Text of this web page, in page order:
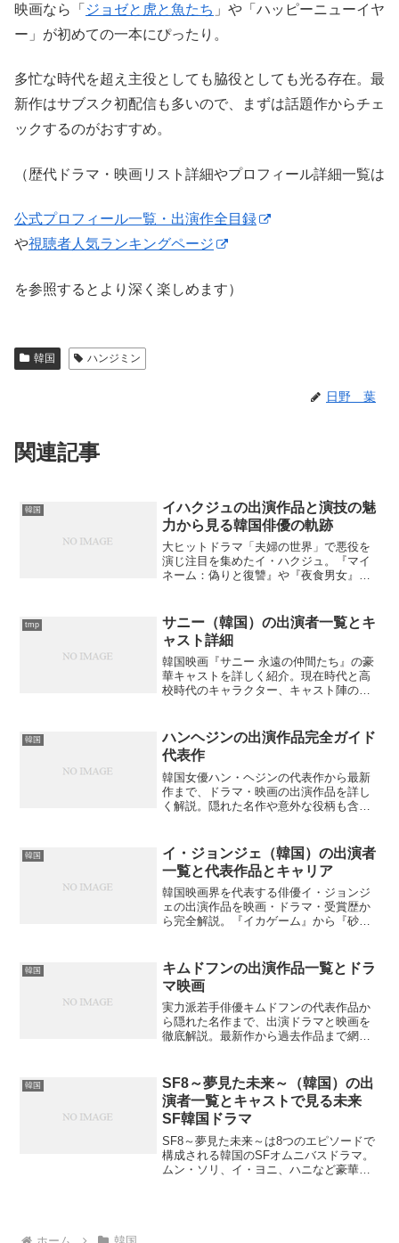
映画なら「 ジョゼと虎と魚たち 」や「ハッピーニューイヤ
ー」が初めての一本にぴったり。
多忙な時代を超え主役としても脇役としても光る存在。最
新作はサブスク初配信も多いので、まずは話題作からチェ
ックするのがおすすめ。
（歴代ドラマ・映画リスト詳細やプロフィール詳細一覧は
公式プロフィール一覧・出演作全目録
や視聴者人気ランキングページ
を参照するとより深く楽しめます）
韓国 ハンジミン
日野 葉
関連記事
韓国
イハクジュの出演作品と演技の魅
力から見る韓国俳優の軌跡
大ヒットドラマ「夫婦の世界」で悪役を
演じ注目を集めたイ・ハクジュ。『マイ
ネーム：偽りと復讐』や『夜食男女』な
tmp
サニー（韓国）の出演者一覧とキ
ャスト詳細
韓国映画『サニー 永遠の仲間たち』の豪
華キャストを詳しく紹介。現在時代と高
校時代のキャラクター、キャスト陣の魅
す青春の輝きとは？
韓国
ハンヘジンの出演作品完全ガイド
代表作
韓国女優ハン・ヘジンの代表作から最新
作まで、ドラマ・映画の出演作品を詳し
く解説。隠れた名作や意外な役柄も含め
韓国
イ・ジョンジェ（韓国）の出演者
一覧と代表作品とキャリア
韓国映画界を代表する俳優イ・ジョンジ
ェの出演作品を映画・ドラマ・受賞歴か
ら完全解説。『イカゲーム』から『砂時
韓国
キムドフンの出演作品一覧とドラ
マ映画
実力派若手俳優キムドフンの代表作品か
ら隠れた名作まで、出演ドラマと映画を
徹底解説。最新作から過去作品まで網羅
韓国
SF8～夢見た未来～（韓国）の出
演者一覧とキャストで見る未来
SF韓国ドラマ
SF8～夢見た未来～は8つのエピソードで
構成される韓国のSFオムニバスドラマ。
ムン・ソリ、イ・ヨニ、ハニなど豪華キ